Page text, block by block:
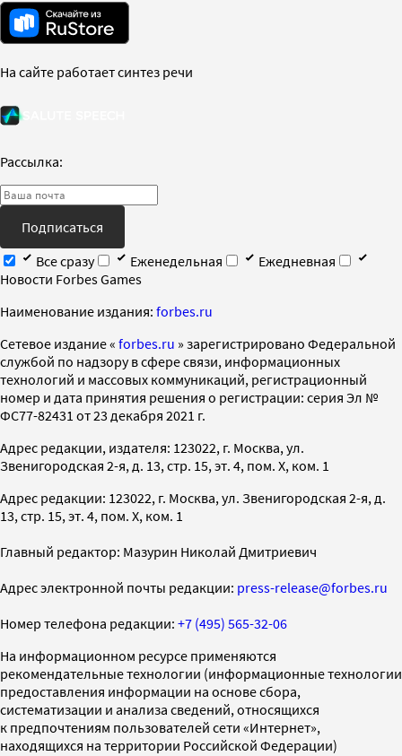
На сайте работает синтез речи
Рассылка:
Подписаться
Все сразу
Еженедельная
Ежедневная
Новости Forbes Games
Наименование издания: forbes.ru
Cетевое издание « forbes.ru » зарегистрировано Федеральной
службой по надзору в сфере связи, информационных
технологий и массовых коммуникаций, регистрационный
номер и дата принятия решения о регистрации: серия Эл №
ФС77-82431 от 23 декабря 2021 г.
Адрес редакции, издателя: 123022, г. Москва, ул.
Звенигородская 2-я, д. 13, стр. 15, эт. 4, пом. X, ком. 1
Адрес редакции: 123022, г. Москва, ул. Звенигородская 2-я, д.
13, стр. 15, эт. 4, пом. X, ком. 1
Главный редактор: Мазурин Николай Дмитриевич
Адрес электронной почты редакции: press-release@forbes.ru
Номер телефона редакции: +7 (495) 565-32-06
На информационном ресурсе применяются
рекомендательные технологии (информационные технологии
предоставления информации на основе сбора,
систематизации и анализа сведений, относящихся
к предпочтениям пользователей сети «Интернет»,
находящихся на территории Российской Федерации)